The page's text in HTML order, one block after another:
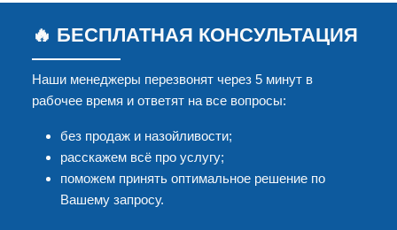
🔥 БЕСПЛАТНАЯ КОНСУЛЬТАЦИЯ
Наши менеджеры перезвонят через 5 минут в
рабочее время и ответят на все вопросы:
без продаж и назойливости;
расскажем всё про услугу;
поможем принять оптимальное решение по
Вашему запросу.